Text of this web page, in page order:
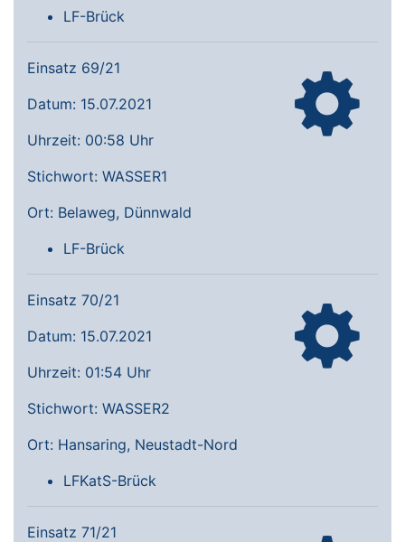
LF-Brück
Einsatz 69/21
Datum: 15.07.2021
Uhrzeit: 00:58 Uhr
Stichwort: WASSER1
Ort: Belaweg, Dünnwald
LF-Brück
Einsatz 70/21
Datum: 15.07.2021
Uhrzeit: 01:54 Uhr
Stichwort: WASSER2
Ort: Hansaring, Neustadt-Nord
LFKatS-Brück
Einsatz 71/21